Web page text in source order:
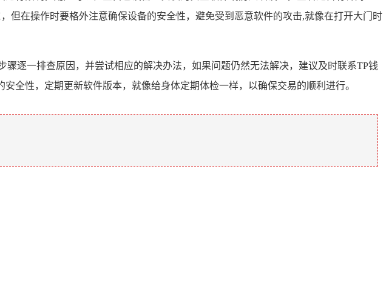
在操作时要格外注意确保设备的安全性，避免受到恶意软件的攻击,就像在打开大门时
逐一排查原因，并尝试相应的解决办法，如果问题仍然无法解决，建议及时联系TP钱
全性，定期更新软件版本，就像给身体定期体检一样，以确保交易的顺利进行。